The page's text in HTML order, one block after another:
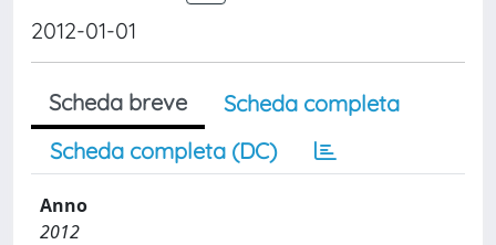
2012-01-01
Scheda breve
Scheda completa
Scheda completa (DC)
Anno
2012